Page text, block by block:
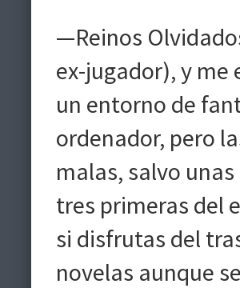
—Reinos
ex-jugador), y me
un entorno de
ordenador, pero
malas, salvo
tres primeras del
si disfrutas del
novelas aunque